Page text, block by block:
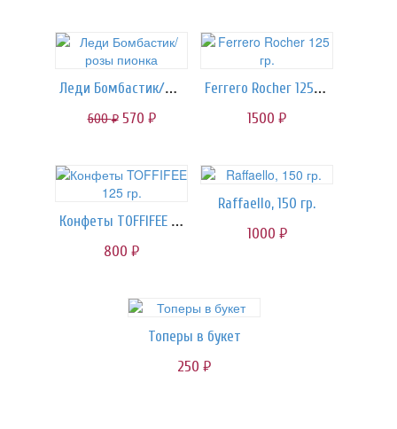
Леди Бомбастик/розы пионка
600руб. 570 руб.
Ferrero Rocher 125 гр.
1500 руб.
Конфеты TOFFIFEE 125 гр.
800 руб.
Raffaello, 150 гр.
1000 руб.
Топеры в букет
250 руб.